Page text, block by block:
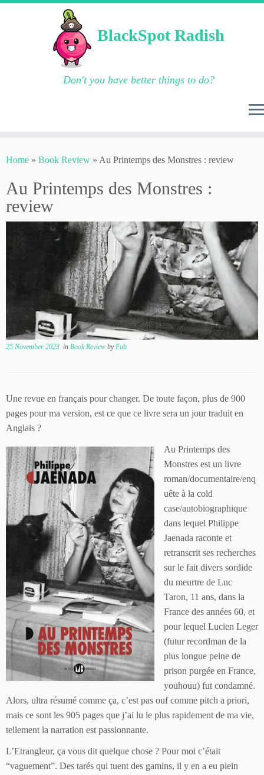
to
BlackSpot Radish
Don't you have better things to do?
Home » Book Review » Au Printemps des Monstres : review
Au Printemps des Monstres :
review
25 November 2023 in Book Review byFab
Une revue en français pour changer. De toute façon, plus de 900
pages pour ma version, est ce que ce livre sera un jour traduit en
Anglais ?
Au Printemps des
Monstres est un livre
roman/documentaire/enq
uête à la cold
case/autobiographique
dans lequel Philippe
Jaenada raconte et
retranscrit ses recherches
sur le fait divers sordide
du meurtre de Luc
Taron, 11 ans, dans la
France des années 60, et
pour lequel Lucien Leger
(futur recordman de la
plus longue peine de
prison purgée en France,
youhouu) fut condamné.
Alors, ultra résumé comme ça, c’est pas ouf comme pitch a priori,
mais ce sont les 905 pages que j’ai lu le plus rapidement de ma vie,
tellement la narration est passionnante.
L’Etrangleur, ça vous dit quelque chose ? Pour moi c’était
“vaguement”. Des tarés qui tuent des gamins, il y en a eu plein